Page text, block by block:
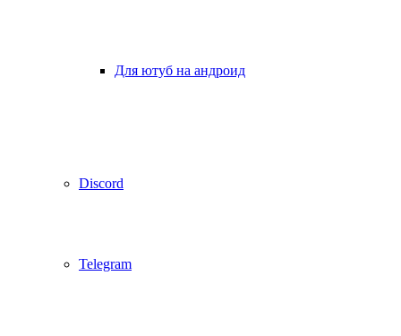
Для ютуб на андроид
Discord
Telegram